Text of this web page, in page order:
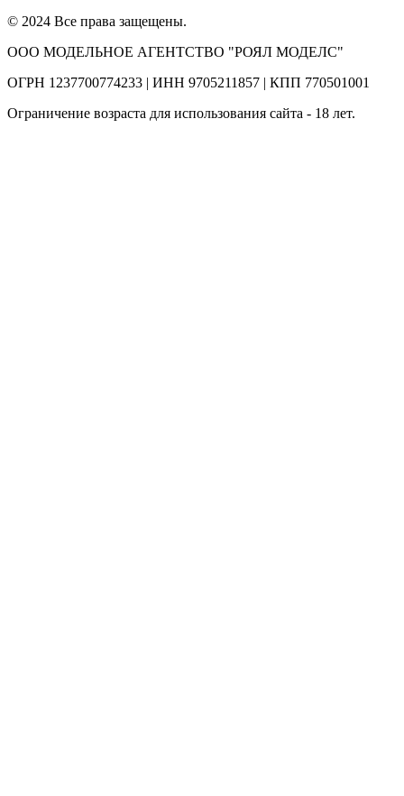
© 2024 Все права защещены.
ООО МОДЕЛЬНОЕ АГЕНТСТВО "РОЯЛ МОДЕЛС"
ОГРН 1237700774233 | ИНН 9705211857 | КПП 770501001
Ограничение возраста для использования сайта - 18 лет.